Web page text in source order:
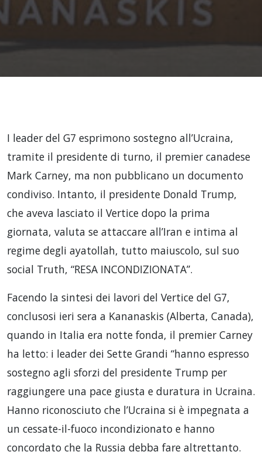
I leader del G7 esprimono sostegno all’Ucraina,
tramite il presidente di turno, il premier canadese
Mark Carney, ma non pubblicano un documento
condiviso. Intanto, il presidente Donald Trump,
che aveva lasciato il Vertice dopo la prima
giornata, valuta se attaccare all’Iran e intima al
regime degli ayatollah, tutto maiuscolo, sul suo
social Truth, “RESA INCONDIZIONATA”.
Facendo la sintesi dei lavori del Vertice del G7,
conclusosi ieri sera a Kananaskis (Alberta, Canada),
quando in Italia era notte fonda, il premier Carney
ha letto: i leader dei Sette Grandi “hanno espresso
sostegno agli sforzi del presidente Trump per
raggiungere una pace giusta e duratura in Ucraina.
Hanno riconosciuto che l’Ucraina si è impegnata a
un cessate-il-fuoco incondizionato e hanno
concordato che la Russia debba fare altrettanto.